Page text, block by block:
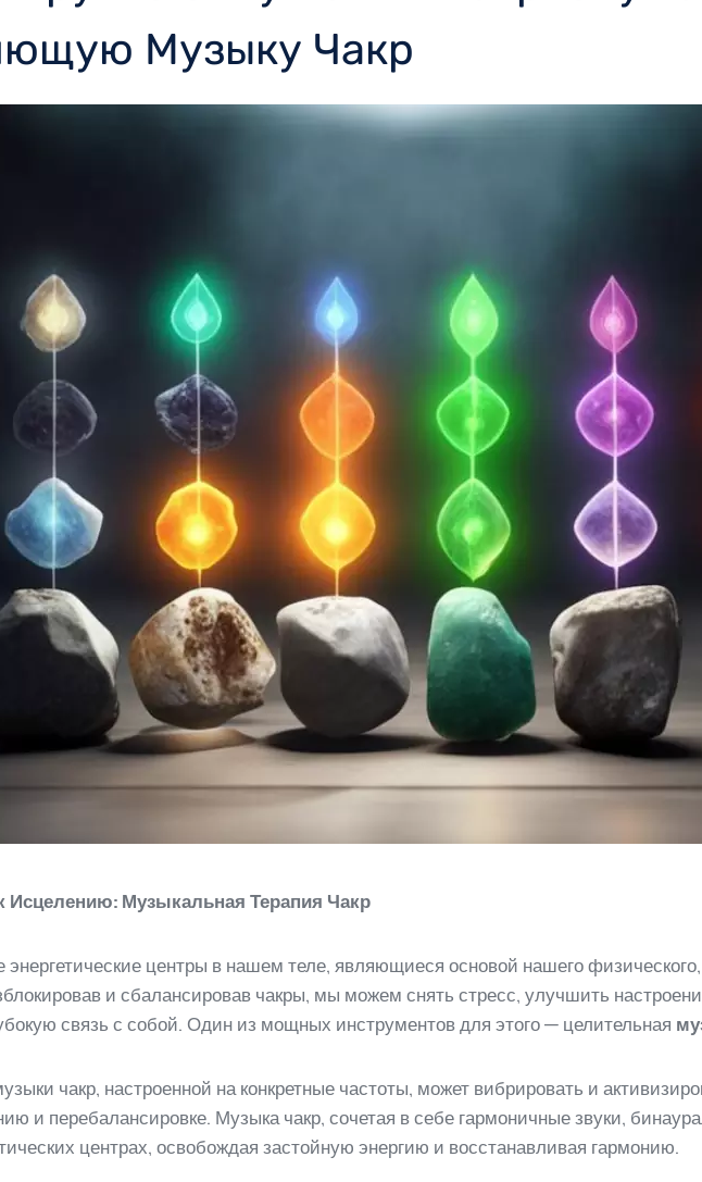
Музыку Чакр
Исцелению: Музыкальная Терапия Чакр
центры в нашем теле, являющиеся основой нашего
и сбалансировав чакры, мы можем снять стресс, улучшить
связь с собой. Один из мощных инструментов для этого — целительная
чакр, настроенной на конкретные частоты, может вибрировать и
и перебалансировке. Музыка чакр, сочетая в себе гармоничные звуки,
центрах, освобождая застойную энергию и восстанавливая гармонию.